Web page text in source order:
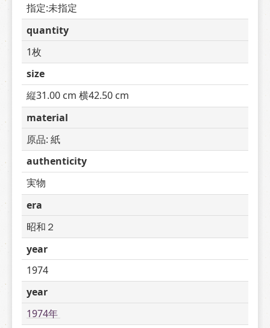
指定:未指定
quantity
1枚
size
縦31.00 cm 横42.50 cm
material
原品: 紙
authenticity
実物
era
昭和２
year
1974
year
1974年